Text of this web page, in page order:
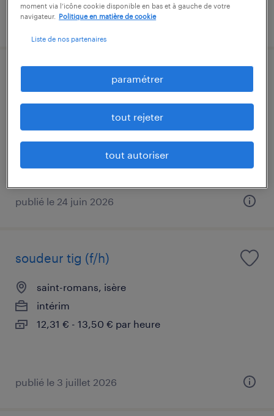
publié le 7 août 2026
mantentionnaire (f/h)
saint-romans, isère
25 480 € - 27 300 € par année
publié le 24 juin 2026
soudeur tig (f/h)
saint-romans, isère
intérim
12,31 € - 13,50 € par heure
publié le 3 juillet 2026
moment via l’icône cookie disponible en bas et à gauche de votre
navigateur.
Politique en matière de cookie
Liste de nos partenaires
paramétrer
tout rejeter
tout autoriser